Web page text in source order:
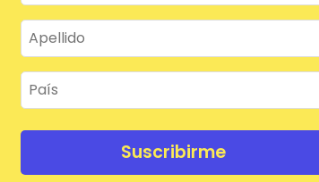
Suscribirme
¿Contraseña olvidada?